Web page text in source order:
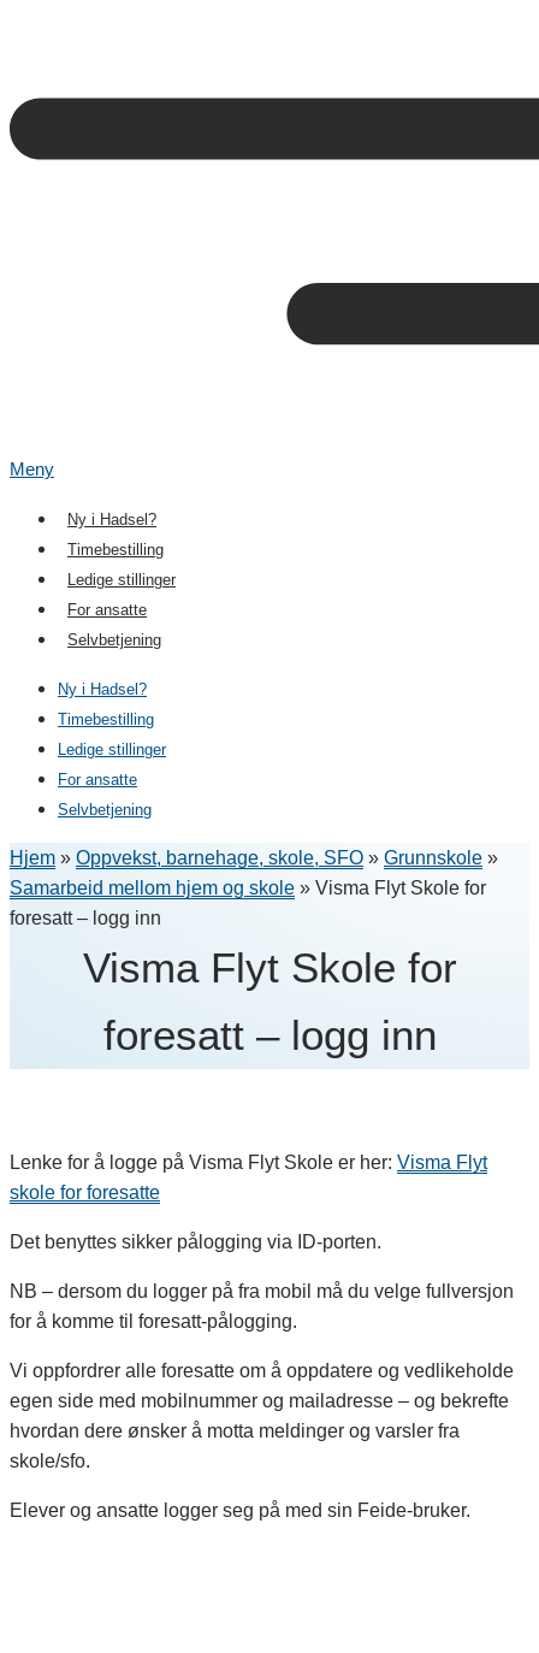
Meny
Ny i Hadsel?
Timebestilling
Ledige stillinger
For ansatte
Selvbetjening
Ny i Hadsel?
Timebestilling
Ledige stillinger
For ansatte
Selvbetjening
Hjem » Oppvekst, barnehage, skole, SFO » Grunnskole »
Samarbeid mellom hjem og skole » Visma Flyt Skole for
foresatt – logg inn
Visma Flyt Skole for
foresatt – logg inn
Lenke for å logge på Visma Flyt Skole er her: Visma Flyt
skole for foresatte
Det benyttes sikker pålogging via ID-porten.
NB – dersom du logger på fra mobil må du velge fullversjon
for å komme til foresatt-pålogging.
Vi oppfordrer alle foresatte om å oppdatere og vedlikeholde
egen side med mobilnummer og mailadresse – og bekrefte
hvordan dere ønsker å motta meldinger og varsler fra
skole/sfo.
Elever og ansatte logger seg på med sin Feide-bruker.